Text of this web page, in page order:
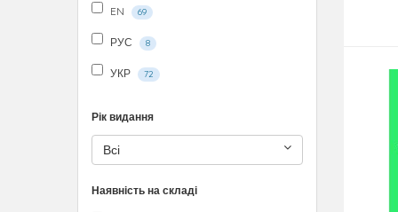
EN 69
РУС 8
УКР 72
Рік видання
Всі
Наявність на складі